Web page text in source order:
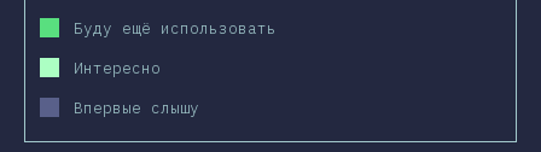
Буду ещё использовать
Интересно
Впервые слышу
2019 2020 2019 2020 2019 2020